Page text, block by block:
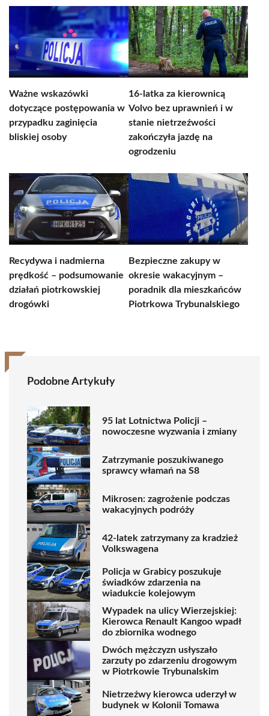
Ważne wskazówki
dotyczące postępowania w
przypadku zaginięcia
bliskiej osoby
16-latka za kierownicą
Volvo bez uprawnień i w
stanie nietrzeźwości
zakończyła jazdę na
ogrodzeniu
Recydywa i nadmierna
prędkość – podsumowanie
działań piotrkowskiej
drogówki
Bezpieczne zakupy w
okresie wakacyjnym –
poradnik dla mieszkańców
Piotrkowa Trybunalskiego
Podobne Artykuły
95 lat Lotnictwa Policji –
nowoczesne wyzwania i zmiany
Zatrzymanie poszukiwanego
sprawcy włamań na S8
Mikrosen: zagrożenie podczas
wakacyjnych podróży
42-latek zatrzymany za kradzież
Volkswagena
Policja w Grabicy poszukuje
świadków zdarzenia na
wiadukcie kolejowym
Wypadek na ulicy Wierzejskiej:
Kierowca Renault Kangoo wpadł
do zbiornika wodnego
Dwóch mężczyzn usłyszało
zarzuty po zdarzeniu drogowym
w Piotrkowie Trybunalskim
Nietrzeźwy kierowca uderzył w
budynek w Kolonii Tomawa